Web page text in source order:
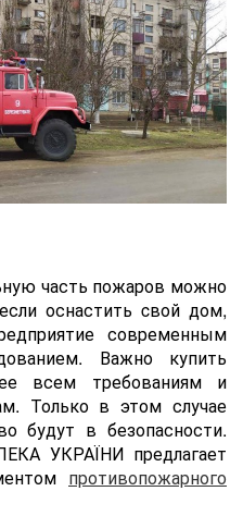
часть пожаров можно
оснастить cвой дом,
современным
Важно купить
всем требованиям и
Только в этом случае
будут в безопасности.
УКРАЇНИ предлагает
противопожарного